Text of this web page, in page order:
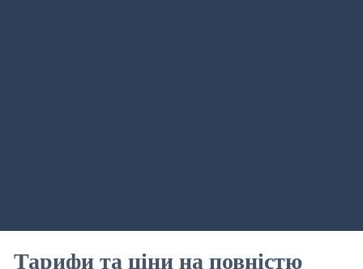
Тарифи та ціни на повністю